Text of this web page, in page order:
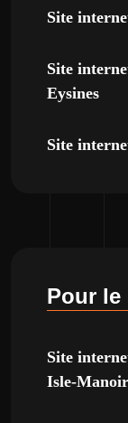
Site
Site
Eysines
Site
Pour le
Site
Isle-